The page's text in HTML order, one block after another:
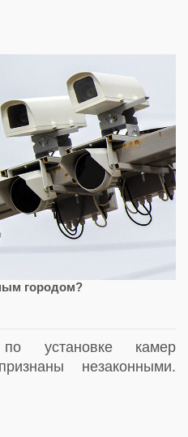
автоматических
городом?
установке камер
незаконными.
организации торгов